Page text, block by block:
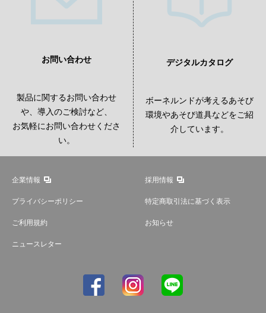
お問い合わせ
製品に関するお問い合わせ
や、導入のご検討など、
お気軽にお問い合わせくださ
い。
デジタルカタログ
ボーネルンドが考えるあそび
環境やあそび道具などをご紹
介しています。
企業情報 採用情報
プライバシーポリシー 特定商取引法に基づく表示
ご利用規約 お知らせ
ニュースレター